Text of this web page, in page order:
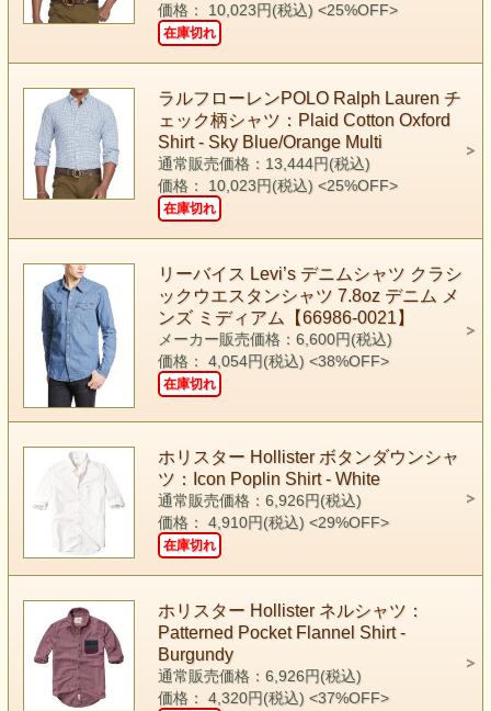
価格： 10,023円(税込) <25%OFF>
在庫切れ
ラルフローレンPOLO Ralph Lauren チ
ェック柄シャツ：Plaid Cotton Oxford
Shirt - Sky Blue/Orange Multi
通常販売価格：13,444円(税込)
価格： 10,023円(税込) <25%OFF>
在庫切れ
リーバイス Levi’s デニムシャツ クラシ
ックウエスタンシャツ 7.8oz デニム メ
ンズ ミディアム【66986-0021】
メーカー販売価格：6,600円(税込)
価格： 4,054円(税込) <38%OFF>
在庫切れ
ホリスター Hollister ボタンダウンシャ
ツ：Icon Poplin Shirt - White
通常販売価格：6,926円(税込)
価格： 4,910円(税込) <29%OFF>
在庫切れ
ホリスター Hollister ネルシャツ：
Patterned Pocket Flannel Shirt -
Burgundy
通常販売価格：6,926円(税込)
価格： 4,320円(税込) <37%OFF>